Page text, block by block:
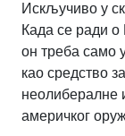
Искључиво у
Када се ради о
он треба само
као средство
неолибералне
америчког